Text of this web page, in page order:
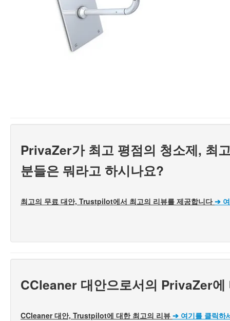
PrivaZer가 최고 평점의 청소제, 최
분들은 뭐라고 하시나요?
최고의 무료 대안, Trustpilot에서 최고의 리뷰를 제공합니다➔
CCleaner 대안으로서의 PrivaZer
CCleaner 대안, Trustpilot에 대한 최고의 리뷰 ➔ 여기를 클릭하